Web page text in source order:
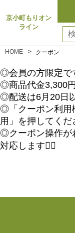
京小町もりオン
ライン
HOME クーポン
◎会員の方限定で
◎商品代金3,300
◎配送は6月20日
◎「クーポン利用
用」を押してくだ
◎クーポン操作が
対応します👌🏻